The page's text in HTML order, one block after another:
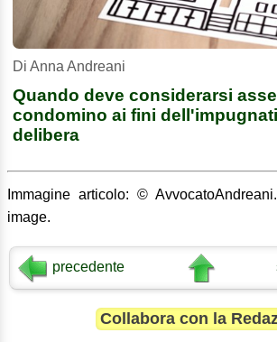
Di Anna Andreani
Quando deve considerarsi
condomino ai fini
delibera
Immagine articolo: ©
image.
precedente
Collabora con la